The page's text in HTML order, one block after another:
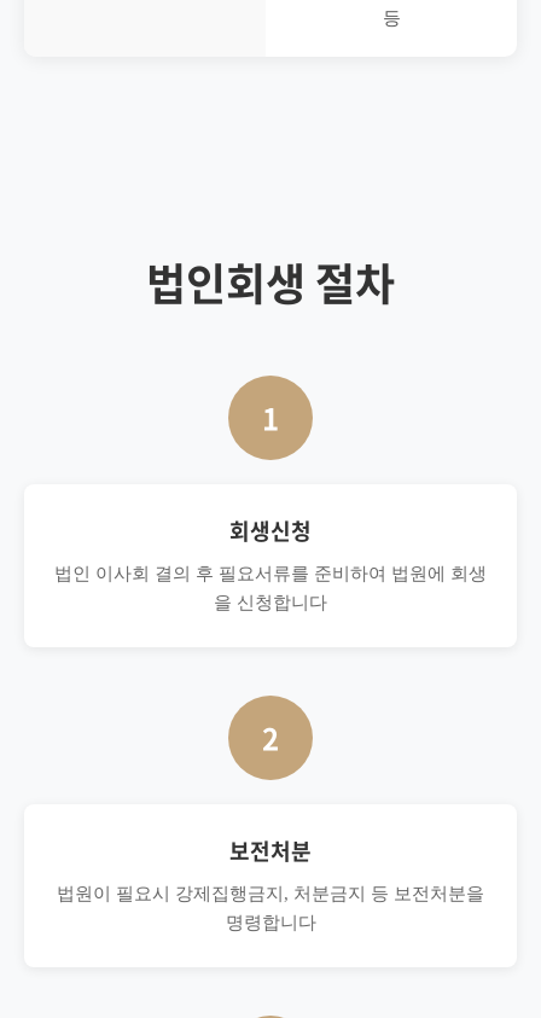
등
법인회생 절차
1
회생신청
법인 이사회 결의 후 필요서류를 준비하여 법원에 회생
을 신청합니다
2
보전처분
법원이 필요시 강제집행금지, 처분금지 등 보전처분을
명령합니다